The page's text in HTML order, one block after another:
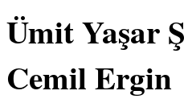
Ümit Yaşar
Cemil Ergin